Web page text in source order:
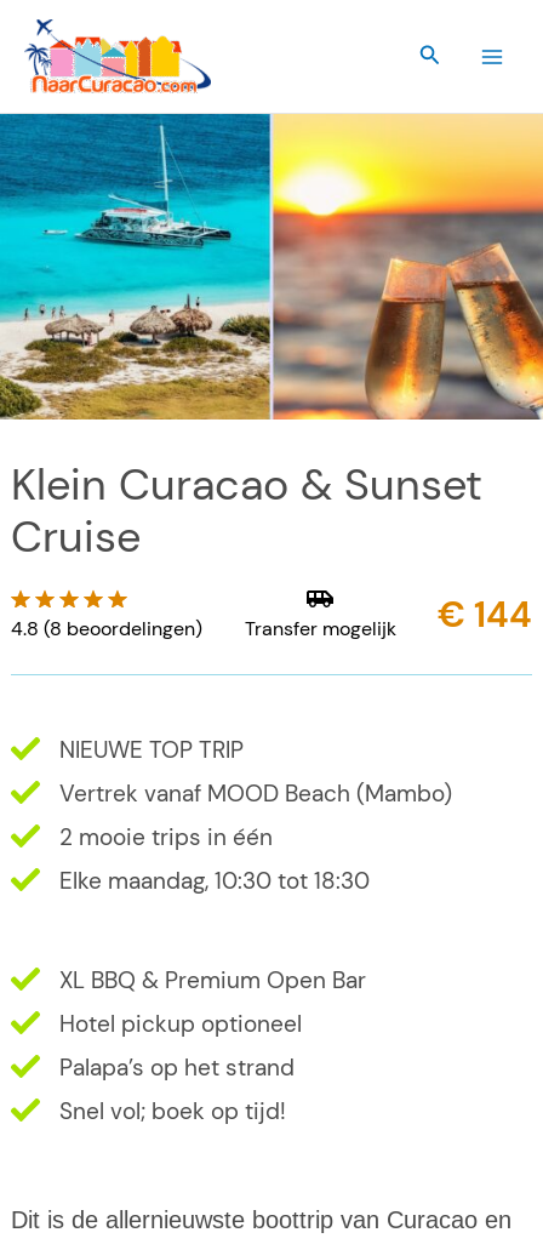
naar
inhoud
Zoeken
Klein Curacao & Sunset
Cruise
4.8 (8 beoordelingen) Transfer mogelijk € 144
NIEUWE TOP TRIP
Vertrek vanaf MOOD Beach (Mambo)
2 mooie trips in één
Elke maandag, 10:30 tot 18:30
XL BBQ & Premium Open Bar
Hotel pickup optioneel
Palapa’s op het strand
Snel vol; boek op tijd!
Dit is de allernieuwste boottrip van Curacao en